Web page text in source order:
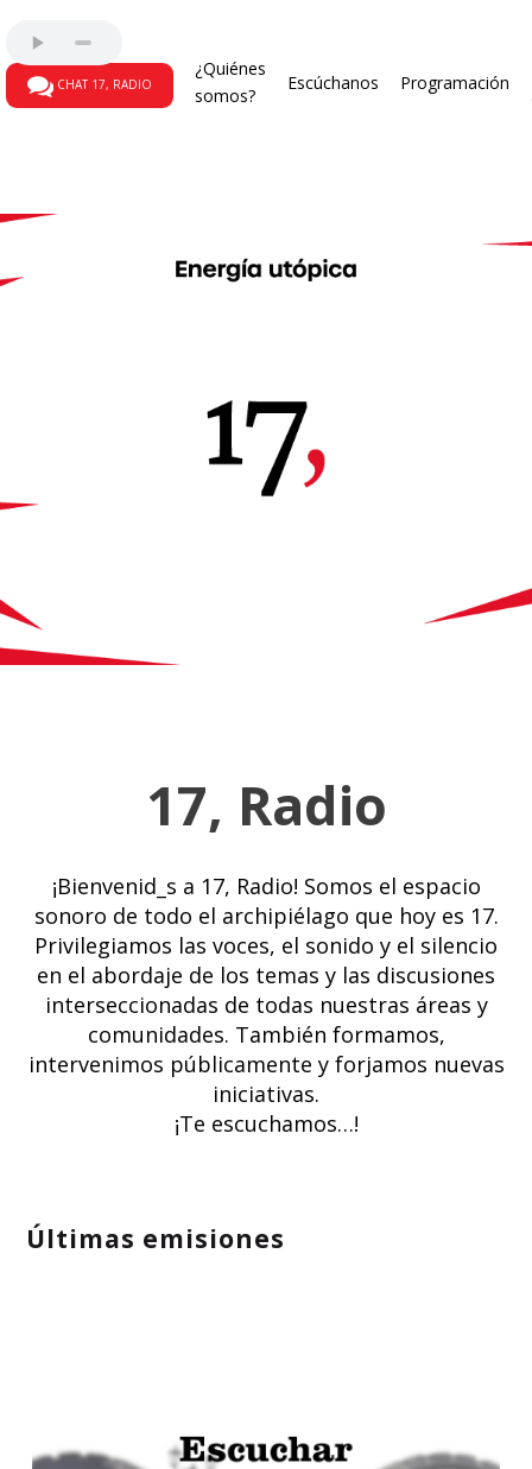
CHAT 17, RADIO
¿Quiénes
somos?
Escúchanos Programación
17, Radio
¡Bienvenid_s a 17, Radio! Somos el espacio
sonoro de todo el archipiélago que hoy es 17.
Privilegiamos las voces, el sonido y el silencio
en el abordaje de los temas y las discusiones
interseccionadas de todas nuestras áreas y
comunidades. También formamos,
intervenimos públicamente y forjamos nuevas
iniciativas.
¡Te escuchamos…!
Últimas emisiones